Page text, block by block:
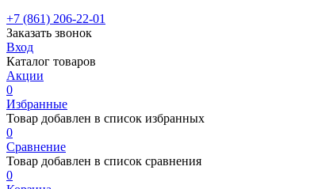
+7 (861) 206-22-01
Заказать звонок
Вход
Каталог товаров
Акции
0
Избранные
Товар добавлен в список избранных
0
Сравнение
Товар добавлен в список сравнения
0